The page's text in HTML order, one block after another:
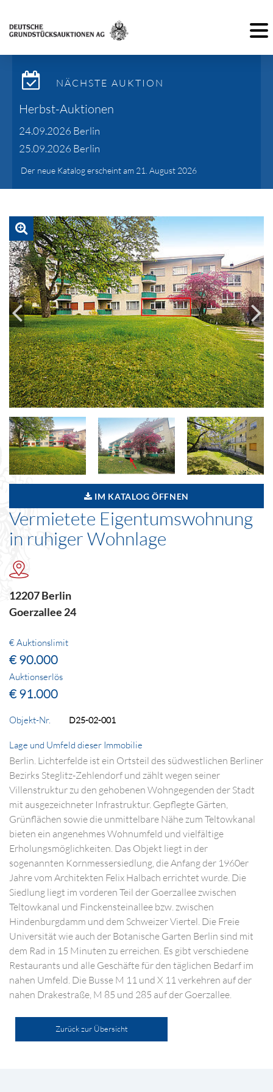
NÄCHSTE AUKTION
Herbst-Auktionen
24.09.2026 Berlin
25.09.2026 Berlin
Der neue Katalog erscheint am 21. August 2026
IM KATALOG ÖFFNEN
Vermietete Eigentumswohnung
in ruhiger Wohnlage
12207 Berlin
Goerzallee 24
€ Auktionslimit
€ 90.000
Auktionserlös
€ 91.000
Objekt-Nr. D25-02-001
Lage und Umfeld dieser Immobilie
Berlin. Lichterfelde ist ein Ortsteil des südwestlichen Berliner
Bezirks Steglitz-Zehlendorf und zählt wegen seiner
Villenstruktur zu den gehobenen Wohngegenden der Stadt
mit ausgezeichneter Infrastruktur. Gepflegte Gärten,
Grünflächen sowie die unmittelbare Nähe zum Teltowkanal
bieten ein angenehmes Wohnumfeld und vielfältige
Erholungsmöglichkeiten. Das Objekt liegt in der
sogenannten Kornmessersiedlung, die Anfang der 1960er
Jahre vom Architekten Felix Halbach errichtet wurde. Die
Siedlung liegt im vorderen Teil der Goerzallee zwischen
Teltowkanal und Finckensteinallee bzw. zwischen
Hindenburgdamm und dem Schweizer Viertel. Die Freie
Universität wie auch der Botanische Garten Berlin sind mit
dem Rad in 15 Minuten zu erreichen. Es gibt verschiedene
Restaurants und alle Geschäfte für den täglichen Bedarf im
nahen Umfeld. Die Busse M 11 und X 11 verkehren auf der
nahen Drakestraße, M 85 und 285 auf der Goerzallee.
Zurück zur Übersicht